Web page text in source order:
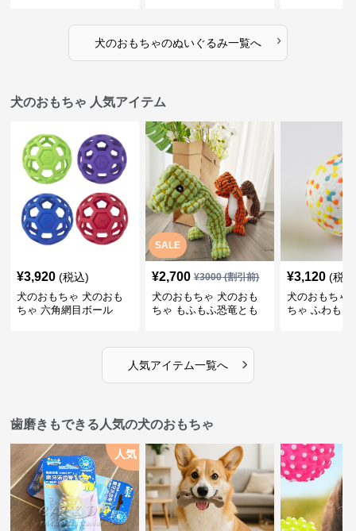
犬のおもちゃのぬいぐるみ一覧へ ›
犬のおもちゃ 人気アイテム
¥3,920 (税込)
犬のおもちゃ 犬のおも
ちゃ 六角網目ボール
SALE
¥2,700 ¥3000(割引前)
犬のおもちゃ 犬のおも
ちゃ もふもふ恐竜とも
¥3,120 (税
犬のおもちゃ
ちゃ ふわもこ
人気アイテム一覧へ ›
歯磨きもできる人気の犬のおもちゃ
人気